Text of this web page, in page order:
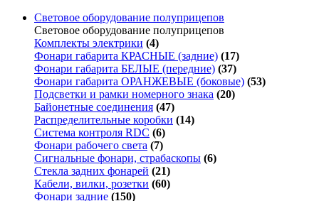
Световое оборудование полуприцепов
Световое оборудование полуприцепов
Комплекты электрики (4)
Фонари габарита КРАСНЫЕ (задние) (17)
Фонари габарита БЕЛЫЕ (передние) (37)
Фонари габарита ОРАНЖЕВЫЕ (боковые) (53)
Подсветки и рамки номерного знака (20)
Байонетные соединения (47)
Распределительные коробки (14)
Система контроля RDC (6)
Фонари рабочего света (7)
Сигнальные фонари, страбаскопы (6)
Стекла задних фонарей (21)
Кабели, вилки, розетки (60)
Фонари задние (150)